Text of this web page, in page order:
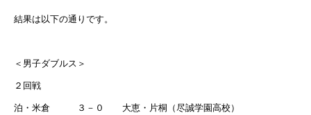
結果は以下の通りです。
＜男子ダブルス＞
２回戦
泊・米倉 ３－０ 大恵・片桐（尽誠学園高校）